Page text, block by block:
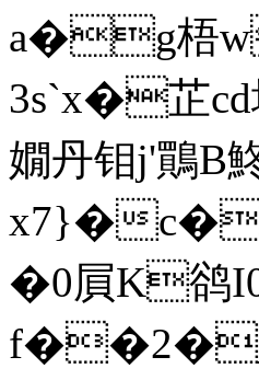
a�g梧
3s`x�芷
嫺丹钼j'鷶B
x7}�
�0屓K鹆